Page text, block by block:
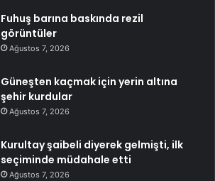
Fuhuş barına baskında rezil
görüntüler
Ağustos 7, 2026
Güneşten kaçmak için yerin altına
şehir kurdular
Ağustos 7, 2026
Kurultay şaibeli diyerek gelmişti, ilk
seçiminde müdahale etti
Ağustos 7, 2026